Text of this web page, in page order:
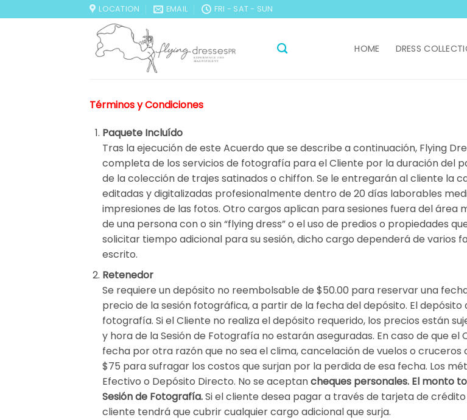
to
LOCATION EMAIL FRI - SAT - SUN
HOME DRESS
Términos y Condiciones
Paquete Incluído
Tras la ejecución de este Acuerdo que se describe a continuación, Flying
completa de los servicios de fotografía para el Cliente por la duración del
de la colección de trajes satinados o chiffon. Se le entregarán al cliente la
editadas y digitalizadas profesionalmente dentro de 20 días laborables
impresiones de las fotos. Otro cargos aplican para sesiones fuera del área
de una persona con o sin “flying dress” o el uso de predios o propiedades
solicitar tiempo adicional para su sesión, dicho cargo dependerá de varios
escrito.
Retenedor
Se requiere un depósito no reembolsable de $50.00 para reservar una
precio de la sesión fotográfica, a partir de la fecha del depósito. El
fotografía. Si el Cliente no realiza el depósito requerido, los precios están
y hora de la Sesión de Fotografía no estarán aseguradas. En caso de que
fecha por otra razón que no sea el clima, cancelación de vuelos o
$75 para sufragar los costos que surjan por la perdida de esa fecha. Los
Efectivo o Depósito Directo. No se aceptancheques personales. El monto
Sesión de Fotografía.Si el cliente desea pagar a través de tarjeta de
cliente tendrá que cubrir cualquier cargo adicional que surja.